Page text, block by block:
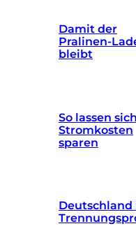
Damit der
Pralinen-
bleibt
So lassen sich
Stromkosten
sparen
Deutschland